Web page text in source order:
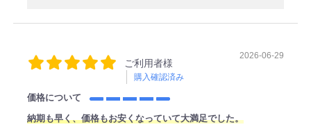
ご利用者様
購入確認済み
2026-06-29
価格について
納期も早く、価格もお安くなっていて大満足でした。